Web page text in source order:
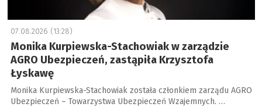
07.08.2026 (13:28)
Monika Kurpiewska-Stachowiak w zarządzie
AGRO Ubezpieczeń, zastąpiła Krzysztofa
Łyskawę
Monika Kurpiewska-Stachowiak została członkiem zarządu AGRO
Ubezpieczeń – Towarzystwa Ubezpieczeń Wzajemnych. …